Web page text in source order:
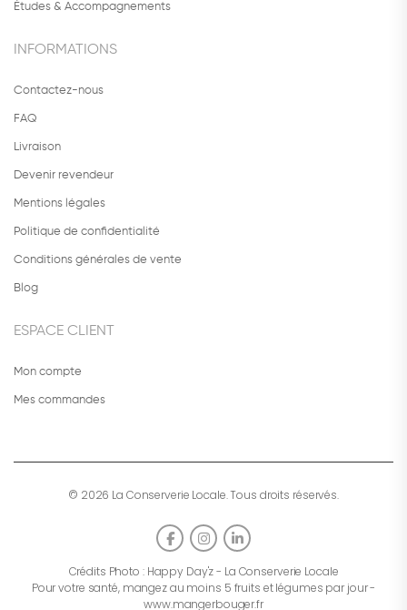
Études & Accompagnements
INFORMATIONS
Contactez-nous
FAQ
Livraison
Devenir revendeur
Mentions légales
Politique de confidentialité
Conditions générales de vente
Blog
ESPACE CLIENT
Mon compte
Mes commandes
© 2026 La Conserverie Locale. Tous droits réservés.
Crédits Photo : Happy Day'z- La Conserverie Locale
Pour votre santé, mangez au moins 5 fruits et légumes par jour -
www.mangerbouger.fr